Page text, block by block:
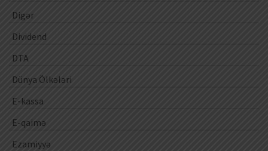
Digər
Dividend
DTA
Dünya Ölkələri
E-kassa
E-qaimə
Ezamiyyə